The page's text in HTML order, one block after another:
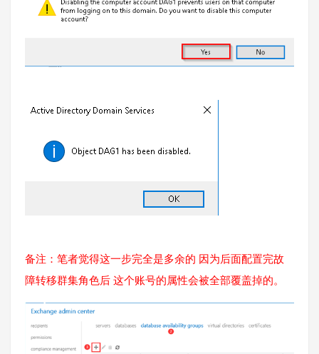
备注：笔者觉得这一步完全是多余的 因为后面配置完故
障转移群集角色后 这个账号的属性会被全部覆盖掉的。